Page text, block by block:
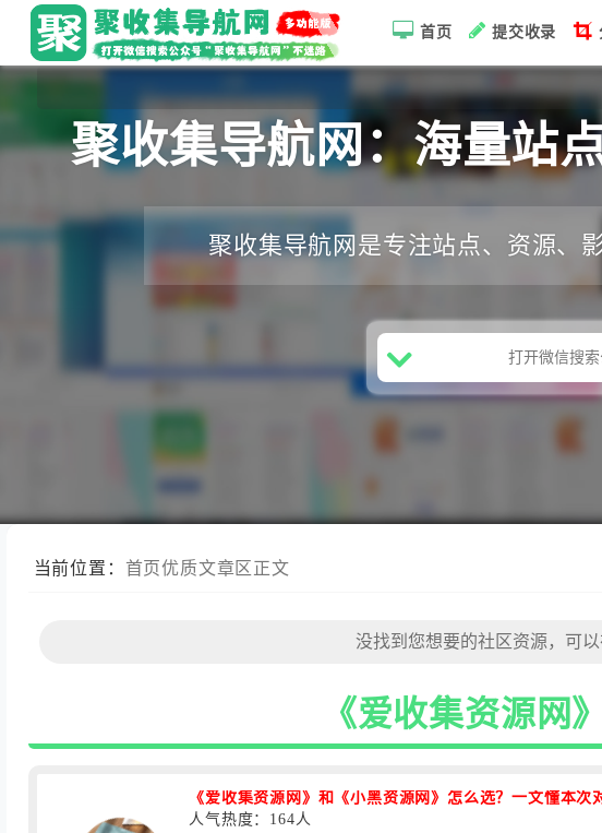
首页 提交收录
聚收集导航网：海量站
聚收集导航网是专注站点、资源、
当前位置： 首页优质文章区 正文
《爱收集资源网
《爱收集资源网》和《小黑资源网》怎么选？一文懂本次
人气热度：164人